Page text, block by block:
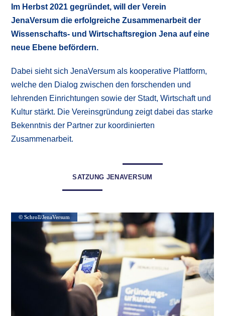
© Schroll/JenaVersum
© Schroll/JenaVersum
Im Herbst 2021 gegründet, will der Verein
JenaVersum die erfolgreiche Zusammenarbeit der
Wissenschafts- und Wirtschaftsregion Jena auf eine
neue Ebene befördern.
Dabei sieht sich JenaVersum als kooperative Plattform,
welche den Dialog zwischen den forschenden und
lehrenden Einrichtungen sowie der Stadt, Wirtschaft und
Kultur stärkt. Die Vereinsgründung zeigt dabei das starke
Bekenntnis der Partner zur koordinierten
Zusammenarbeit.
SATZUNG JENAVERSUM